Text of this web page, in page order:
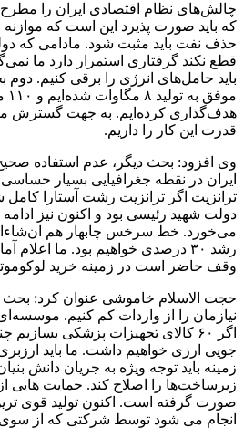
چالش‌های نظام اقتصادی ایران را
که باید صورت پذیرد این است که
حذف نفت باید مثبت شود. مادامی که
قطع نکند گرفتاری استمرار دارد ما
باید حامل‌های انرژی را برقی کنیم.
هدف‌گذاری کرده‌ایم. به جهت گسترش
قدرت این کار را داریم.
وی افزود: بحث دیگر، عدم استفاده
ایران در نقطه جغرافیایی بسیار
ترانزیت اگر ترانزیت رشت آستارا
دولت شهید رئیسی بود و اکنون نیز
می‌خورد. خط سرخس چابهار هم
رشد ۳۰ درصدی خواهیم بود. ما
وقف حاضر است در زمینه خرید
حجت الاسلام خاموشی عنوان کرد: بحث
نیازمان را از واردات کم کنیم.
اگر ۶۰ کالای تجهیزات پزشکی
جویی ارزی خواهیم داشت. ما باید
زمینه باید توجه ویژه به جریان دانش
زیرساخت‌ها را اصلاح کند. حمایت هایی
صورت گرفته است. اکنون تولید قوی
انجام می شود توسط شرکتی که از